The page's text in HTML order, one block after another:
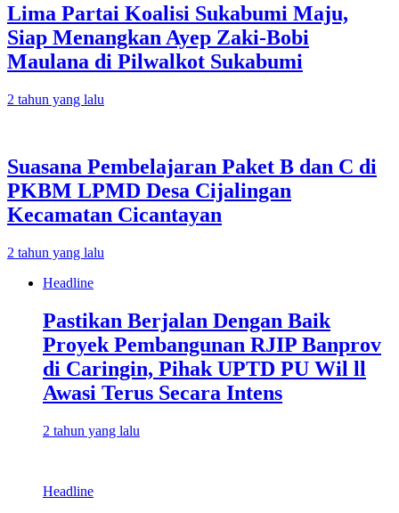
Lima Partai Koalisi Sukabumi Maju,
Siap Menangkan Ayep Zaki-Bobi
Maulana di Pilwalkot Sukabumi
2 tahun yang lalu
Suasana Pembelajaran Paket B dan C di
PKBM LPMD Desa Cijalingan
Kecamatan Cicantayan
2 tahun yang lalu
Headline
Pastikan Berjalan Dengan Baik
Proyek Pembangunan RJIP Banprov
di Caringin, Pihak UPTD PU Wil ll
Awasi Terus Secara Intens
2 tahun yang lalu
Headline